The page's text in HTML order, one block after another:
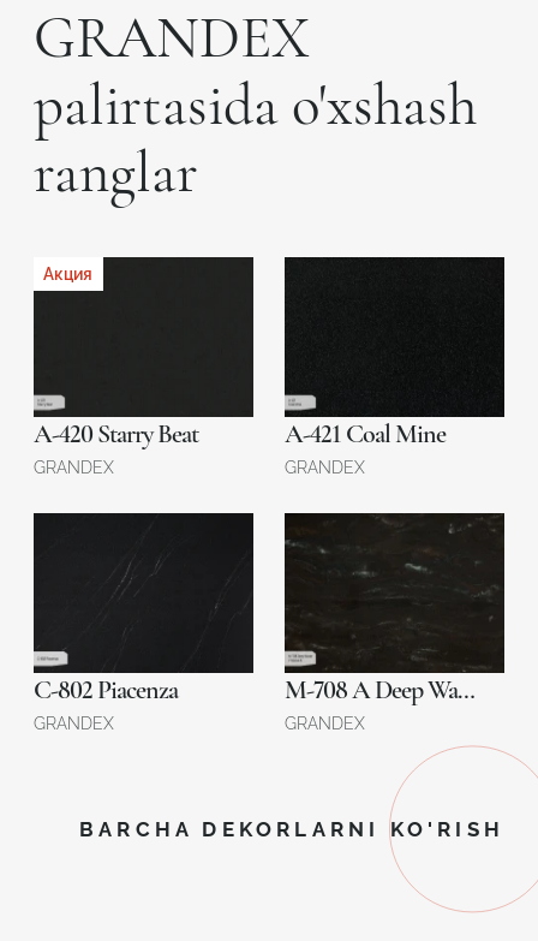
GRANDEX
palirtasida o'xshash
ranglar
Акция
A-420 Starry Beat
GRANDEX
A-421 Coal Mine
GRANDEX
C-802 Piacenza
GRANDEX
M-708 A Deep Water
GRANDEX
BARCHA DEKORLARNI KO'RISH